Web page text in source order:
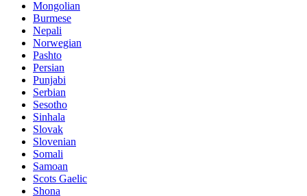
Mongolian
Burmese
Nepali
Norwegian
Pashto
Persian
Punjabi
Serbian
Sesotho
Sinhala
Slovak
Slovenian
Somali
Samoan
Scots Gaelic
Shona